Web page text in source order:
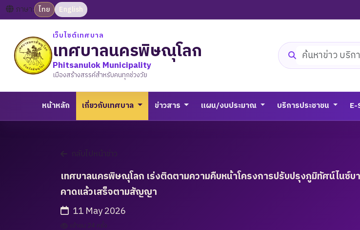
ภาษา: ไทย English
เว็บไซต์เทศบาล
เทศบาลนครพิษณุโลก
Phitsanulok Municipality
เมืองสร้างสรรค์สำหรับคนทุกช่วงวัย
ค้นหาเว็บไซต์
หน้าหลัก เกี่ยวกับเทศบาล ข่าวสาร แผน/งบประมาณ บริการประชาชน
กลับไปหน้าข่าว
เทศบาลนครพิษณุโลก เร่งติดตามความคืบหน้าโครงการปรับปรุงภูมิทัศน์ไนซ์บ
คาดแล้วเสร็จตามสัญญา
11 May 2026
เข้าชม 24 ครั้ง